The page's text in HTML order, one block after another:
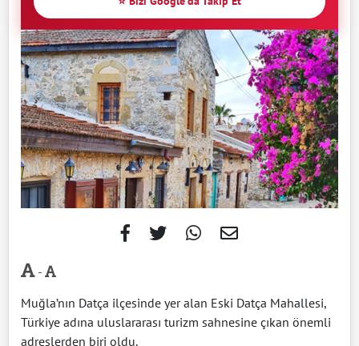
-
Muğla’nın Datça ilçesinde yer alan Eski Datça Mahallesi,
Türkiye adına uluslararası turizm sahnesine çıkan önemli
adreslerden biri oldu.